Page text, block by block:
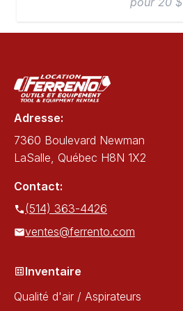
Adresse:
7360 Boulevard Newman
LaSalle, Québec H8N 1X2
Contact:
(514) 363-4426
ventes@ferrento.com
Inventaire
Qualité d'air / Aspirateurs